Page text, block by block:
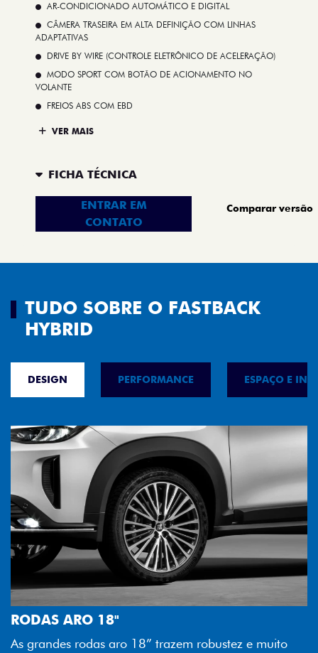
AR-CONDICIONADO AUTOMÁTICO E DIGITAL
CÂMERA TRASEIRA EM ALTA DEFINIÇÃO COM LINHAS
ADAPTATIVAS
DRIVE BY WIRE (CONTROLE ELETRÔNICO DE ACELERAÇÃO)
MODO SPORT COM BOTÃO DE ACIONAMENTO NO
VOLANTE
FREIOS ABS COM EBD
VER MAIS
FICHA TÉCNICA
ENTRAR EM
CONTATO
Comparar versão
TUDO SOBRE O FASTBACK
HYBRID
DESIGN PERFORMANCE ESPAÇO E
robustez e muito
FAROL FULL LED
Tecnologia dos faróis
economia para você.